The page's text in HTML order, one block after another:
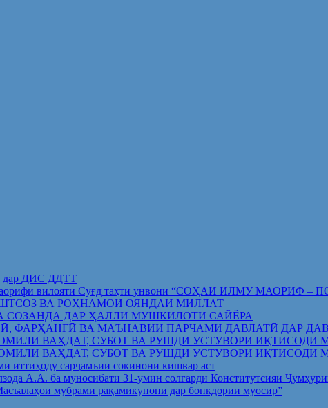
дар ДИС ДДТТ
маорифи вилояти Суғд таҳти унвони “СОҲАИ ИЛМУ
ВА РОҲНАМОИ ОЯНДАИ МИЛЛАТ
ДАР ҲАЛЛИ МУШКИЛОТИ САЙЁРА
ФАРҲАНГӢ ВА МАЪНАВИИ ПАРЧАМИ ДАВЛАТӢ ДАР
ВАҲДАТ, СУБОТ ВА РУШДИ УСТУВОРИ ИҚТИСОДИ
ВАҲДАТ, СУБОТ ВА РУШДИ УСТУВОРИ ИҚТИСОДИ
иттиҳоду сарҷамъии сокинони кишвар аст
А.А. ба муносибати 31-умин солгарди Конститутсияи
мубрами рақамикунонӣ дар бонкдории муосир”